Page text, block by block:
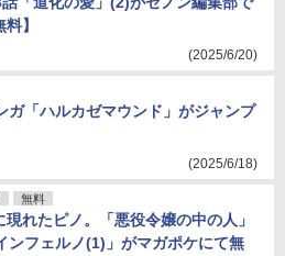
】
(2025/6/20)
ガ「ハルカゼマウンド」がジャンプ
(2025/6/18)
無料
現れたピノ。「悪役令嬢の中の人」
ンフェルノ(1)」がマガポケにて無